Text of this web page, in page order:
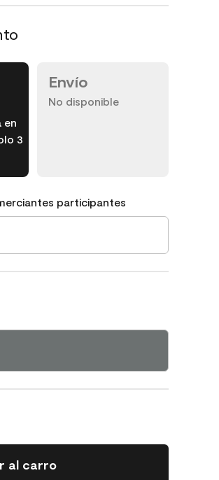
en
3
Envío
No disponible
participantes
al carro